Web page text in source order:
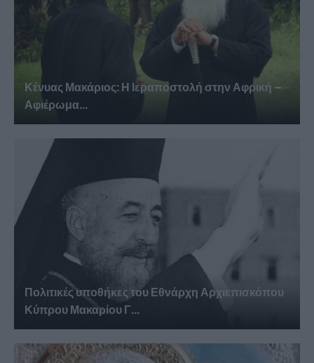
Κένυας Μακάριος: Η Ιεραποστολή στην Αφρική –
Αφιέρωμα...
Πολιτικές υποθήκες του Εθνάρχη Αρχιεπισκόπου
Κύπρου Μακαρίου Γ...